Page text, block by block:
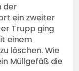
der
ein zweiter
Trupp ging
einem
löschen. Wie
Müllgefäß die